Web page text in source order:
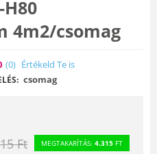
4m2/csomag
(0) Értékeld Te is
csomag
Ft MEGTAKARÍTÁS: 4.315 FT